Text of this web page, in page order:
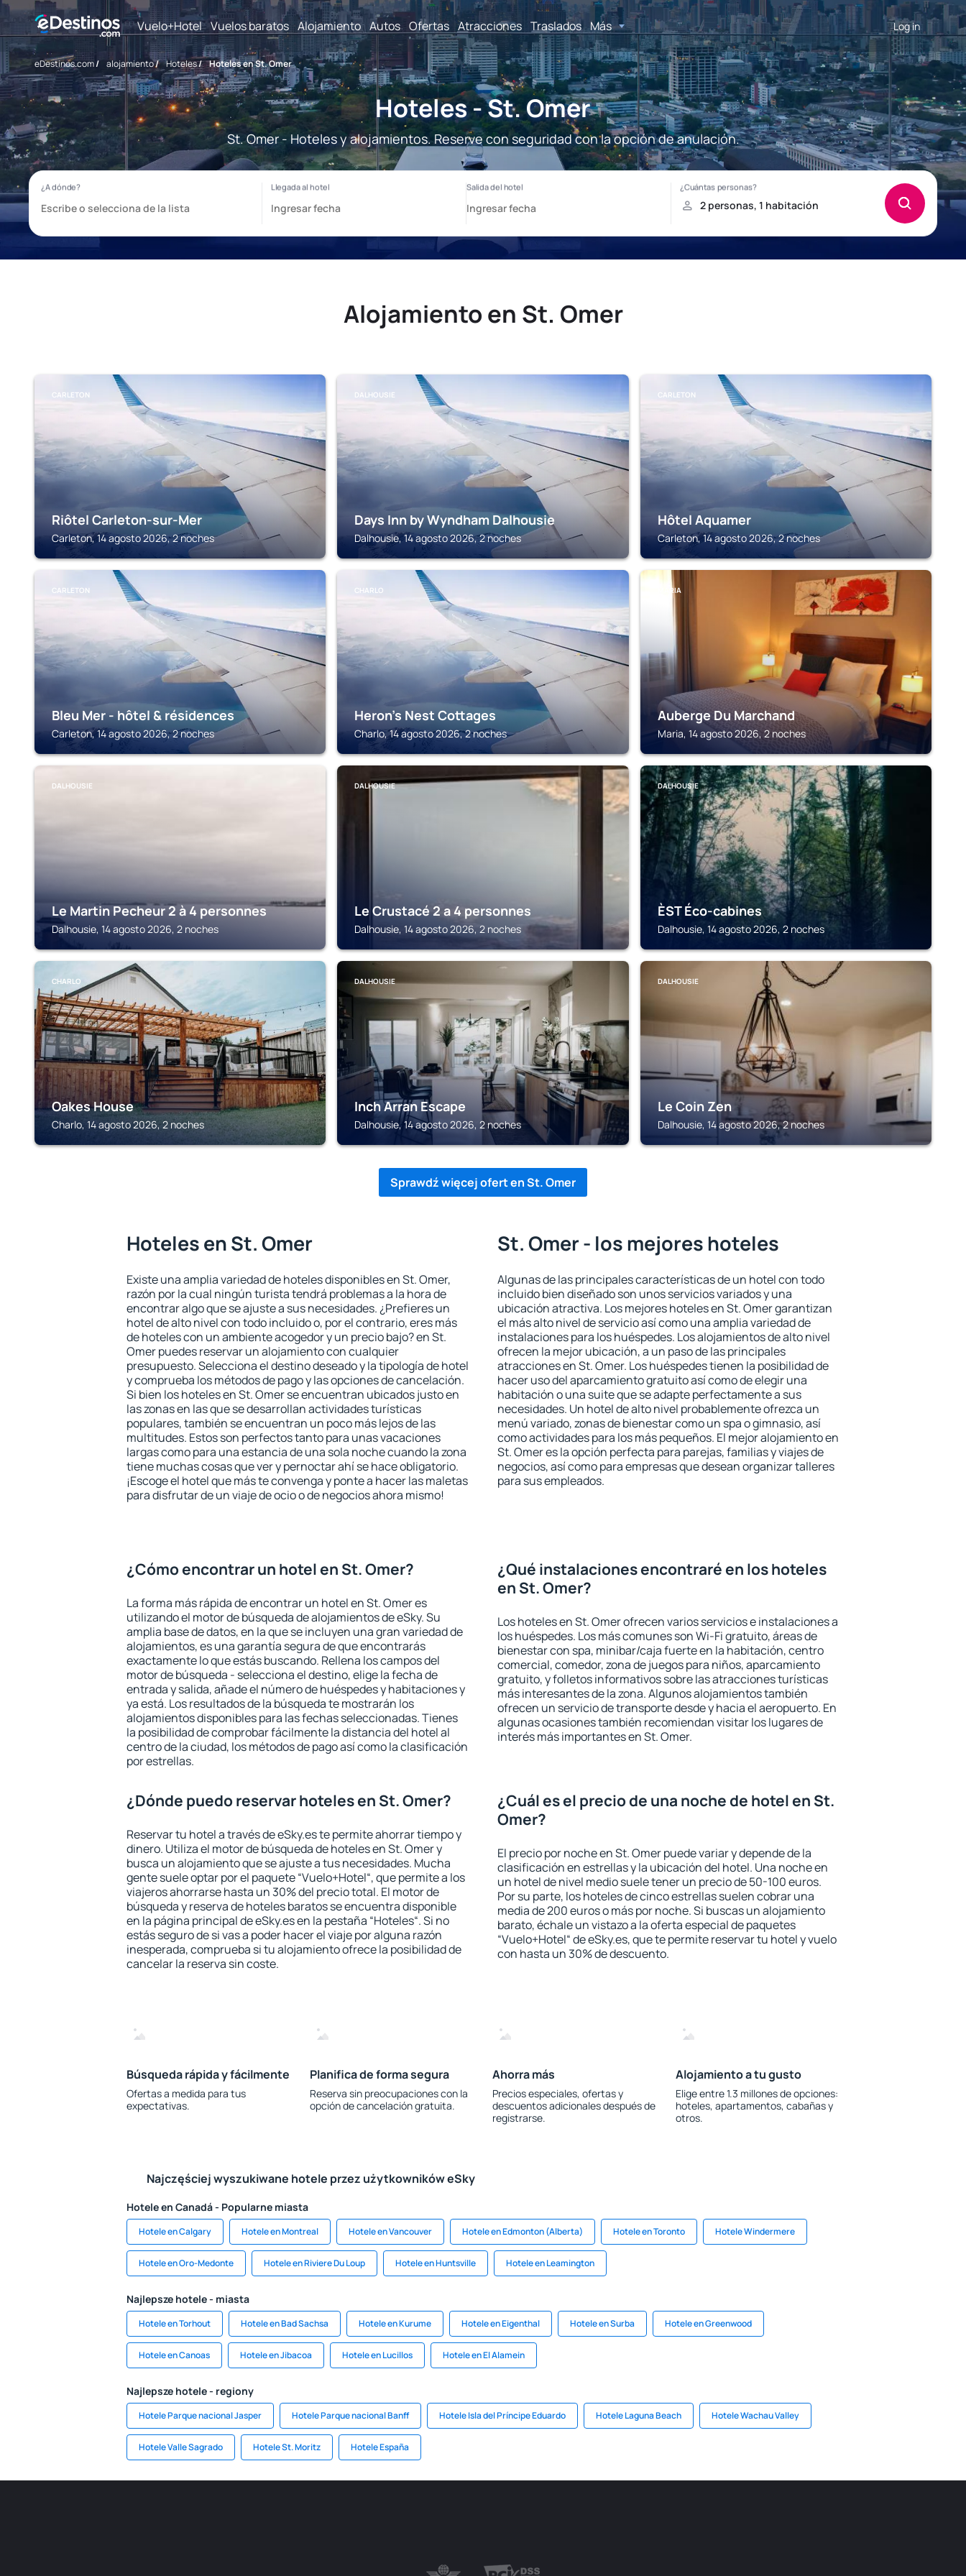
Vuelo+Hotel Vuelos baratos Alojamiento Autos Ofertas Atracciones Traslados Más Log in
eDestinos.com/ alojamiento/ Hoteles/ Hoteles en St. Omer
Hoteles - St. Omer
St. Omer - Hoteles y alojamientos. Reserve con seguridad con la opción de anulación.
Alojamiento en St. Omer
CARLETON
Riôtel Carleton-sur-Mer
Carleton, 14 agosto 2026, 2 noches
DALHOUSIE
Days Inn by Wyndham Dalhousie
Dalhousie, 14 agosto 2026, 2 noches
CARLETON
Hôtel Aquamer
Carleton, 14 agosto 2026, 2 noches
CARLETON
Bleu Mer - hôtel & résidences
Carleton, 14 agosto 2026, 2 noches
CHARLO
Heron's Nest Cottages
Charlo, 14 agosto 2026, 2 noches
MARIA
Auberge Du Marchand
Maria, 14 agosto 2026, 2 noches
DALHOUSIE
Le Martin Pecheur 2 à 4 personnes
Dalhousie, 14 agosto 2026, 2 noches
DALHOUSIE
Le Crustacé 2 a 4 personnes
Dalhousie, 14 agosto 2026, 2 noches
DALHOUSIE
ÈST Éco-cabines
Dalhousie, 14 agosto 2026, 2 noches
CHARLO
Oakes House
Charlo, 14 agosto 2026, 2 noches
DALHOUSIE
Inch Arran Escape
Dalhousie, 14 agosto 2026, 2 noches
DALHOUSIE
Le Coin Zen
Dalhousie, 14 agosto 2026, 2 noches
Sprawdź więcej ofert en St. Omer
Hoteles en St. Omer
Existe una amplia variedad de hoteles disponibles en St. Omer,
razón por la cual ningún turista tendrá problemas a la hora de
encontrar algo que se ajuste a sus necesidades. ¿Prefieres un
hotel de alto nivel con todo incluido o, por el contrario, eres más
de hoteles con un ambiente acogedor y un precio bajo? en St.
Omer puedes reservar un alojamiento con cualquier
presupuesto. Selecciona el destino deseado y la tipología de hotel
y comprueba los métodos de pago y las opciones de cancelación.
Si bien los hoteles en St. Omer se encuentran ubicados justo en
las zonas en las que se desarrollan actividades turísticas
populares, también se encuentran un poco más lejos de las
multitudes. Estos son perfectos tanto para unas vacaciones
largas como para una estancia de una sola noche cuando la zona
tiene muchas cosas que ver y pernoctar ahí se hace obligatorio.
¡Escoge el hotel que más te convenga y ponte a hacer las maletas
para disfrutar de un viaje de ocio o de negocios ahora mismo!
St. Omer - los mejores hoteles
Algunas de las principales características de un hotel con todo
incluido bien diseñado son unos servicios variados y una
ubicación atractiva. Los mejores hoteles en St. Omer garantizan
el más alto nivel de servicio así como una amplia variedad de
instalaciones para los huéspedes. Los alojamientos de alto nivel
ofrecen la mejor ubicación, a un paso de las principales
atracciones en St. Omer. Los huéspedes tienen la posibilidad de
hacer uso del aparcamiento gratuito así como de elegir una
habitación o una suite que se adapte perfectamente a sus
necesidades. Un hotel de alto nivel probablemente ofrezca un
menú variado, zonas de bienestar como un spa o gimnasio, así
como actividades para los más pequeños. El mejor alojamiento en
St. Omer es la opción perfecta para parejas, familias y viajes de
negocios, así como para empresas que desean organizar talleres
para sus empleados.
¿Cómo encontrar un hotel en St. Omer?
La forma más rápida de encontrar un hotel en St. Omer es
utilizando el motor de búsqueda de alojamientos de eSky. Su
amplia base de datos, en la que se incluyen una gran variedad de
alojamientos, es una garantía segura de que encontrarás
exactamente lo que estás buscando. Rellena los campos del
motor de búsqueda - selecciona el destino, elige la fecha de
entrada y salida, añade el número de huéspedes y habitaciones y
ya está. Los resultados de la búsqueda te mostrarán los
alojamientos disponibles para las fechas seleccionadas. Tienes
la posibilidad de comprobar fácilmente la distancia del hotel al
centro de la ciudad, los métodos de pago así como la clasificación
por estrellas.
¿Qué instalaciones encontraré en los hoteles
en St. Omer?
Los hoteles en St. Omer ofrecen varios servicios e instalaciones a
los huéspedes. Los más comunes son Wi-Fi gratuito, áreas de
bienestar con spa, minibar/caja fuerte en la habitación, centro
comercial, comedor, zona de juegos para niños, aparcamiento
gratuito, y folletos informativos sobre las atracciones turísticas
más interesantes de la zona. Algunos alojamientos también
ofrecen un servicio de transporte desde y hacia el aeropuerto. En
algunas ocasiones también recomiendan visitar los lugares de
interés más importantes en St. Omer.
¿Dónde puedo reservar hoteles en St. Omer?
Reservar tu hotel a través de eSky.es te permite ahorrar tiempo y
dinero. Utiliza el motor de búsqueda de hoteles en St. Omer y
busca un alojamiento que se ajuste a tus necesidades. Mucha
gente suele optar por el paquete “Vuelo+Hotel“, que permite a los
viajeros ahorrarse hasta un 30% del precio total. El motor de
búsqueda y reserva de hoteles baratos se encuentra disponible
en la página principal de eSky.es en la pestaña “Hoteles“. Si no
estás seguro de si vas a poder hacer el viaje por alguna razón
inesperada, comprueba si tu alojamiento ofrece la posibilidad de
cancelar la reserva sin coste.
¿Cuál es el precio de una noche de hotel en St.
Omer?
El precio por noche en St. Omer puede variar y depende de la
clasificación en estrellas y la ubicación del hotel. Una noche en
un hotel de nivel medio suele tener un precio de 50-100 euros.
Por su parte, los hoteles de cinco estrellas suelen cobrar una
media de 200 euros o más por noche. Si buscas un alojamiento
barato, échale un vistazo a la oferta especial de paquetes
“Vuelo+Hotel“ de eSky.es, que te permite reservar tu hotel y vuelo
con hasta un 30% de descuento.
Búsqueda rápida y fácilmente
Ofertas a medida para tus
expectativas.
Planifica de forma segura
Reserva sin preocupaciones con la
opción de cancelación gratuita.
Ahorra más
Precios especiales, ofertas y
descuentos adicionales después de
registrarse.
Alojamiento a tu gusto
Elige entre 1.3 millones de opciones:
hoteles, apartamentos, cabañas y
otros.
Najczęściej wyszukiwane hotele przez użytkowników eSky
Hotele en Canadá - Popularne miasta
Hotele en Calgary Hotele en Montreal Hotele en Vancouver Hotele en Edmonton (Alberta) Hotele en Toronto Hotele Windermere
Hotele en Oro-Medonte Hotele en Riviere Du Loup Hotele en Huntsville Hotele en Leamington
Najlepsze hotele - miasta
Hotele en Torhout Hotele en Bad Sachsa Hotele en Kurume Hotele en Eigenthal Hotele en Surba Hotele en Greenwood
Hotele en Canoas Hotele en Jibacoa Hotele en Lucillos Hotele en El Alamein
Najlepsze hotele - regiony
Hotele Parque nacional Jasper Hotele Parque nacional Banff Hotele Isla del Príncipe Eduardo Hotele Laguna Beach Hotele Wachau Valley
Hotele Valle Sagrado Hotele St. Moritz Hotele España